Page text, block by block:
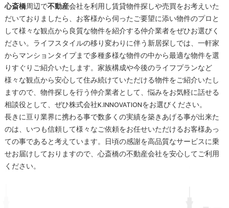
心斎橋周辺で不動産会社を利用し賃貸物件探しや売買をお考えいた
だいておりましたら、お客様から伺ったご要望に添い物件のプロと
して様々な観点から良質な物件を紹介する仲介業者をぜひお選びく
ださい。ライフスタイルの移り変わりに伴う新居探しでは、一軒家
からマンションタイプまで多種多様な物件の中から最適な物件を選
りすぐりご紹介いたします。家族構成や今後のライフプランなど
様々な観点から安心して住み続けていただける物件をご紹介いたし
ますので、物件探しを行う仲介業者として、悩みをお気軽に話せる
相談役として、ぜひ株式会社K.INNOVATIONをお選びください。
長きに亘り業界に携わる事で数多くの実績を築きあげる事が出来た
のは、いつも信頼して様々なご依頼をお任せいただけるお客様あっ
ての事であると考えています。日頃の感謝を高品質なサービスに乗
せお届けしておりますので、 心斎橋の不動産会社を安心してご利用
ください。